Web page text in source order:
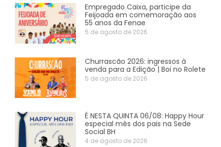
Empregado Caixa, participe da
Feijoada em comemoração aos
55 anos da Fenae
5 de agosto de 2026
Churrascão 2026: ingressos à
venda para a Edição | Boi no Rolete
5 de agosto de 2026
É NESTA QUINTA 06/08: Happy Hour
especial mês dos pais na Sede
Social BH
4 de agosto de 2026